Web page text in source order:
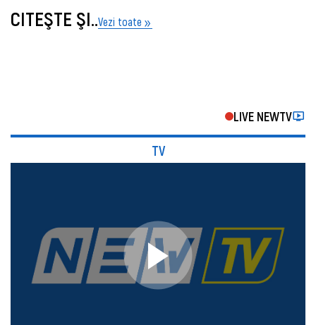
CITEŞTE ŞI..Vezi toate
LIVE NEWTV
TV